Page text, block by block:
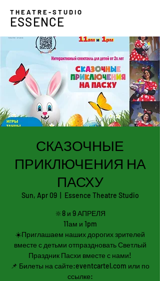
THEATRE-STUDIO
ESSENCE
СКАЗОЧНЫЕ
ПРИКЛЮЧЕНИЯ НА
ПАСХУ
Sun, Apr 09
  |
Essence Theatre Studio
🔆8 и 9 АПРЕЛЯ
11ам и 1pm
☀️Приглашаем наших дорогих зрителей
вместе с детьми отпраздновать Светлый
Праздник Пасхи вместе с нами!
📌 Билеты на сайте:eventcartel.com или по
ссылке: